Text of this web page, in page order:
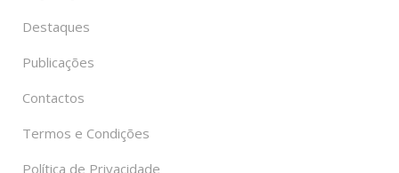
Destaques
Publicações
Contactos
Termos e Condições
Política de Privacidade